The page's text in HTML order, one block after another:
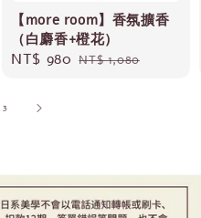
【more room】香氛擴香
（白麝香+橙花）
Sale
NT$ 980 Regular
NT$ 1,080
3